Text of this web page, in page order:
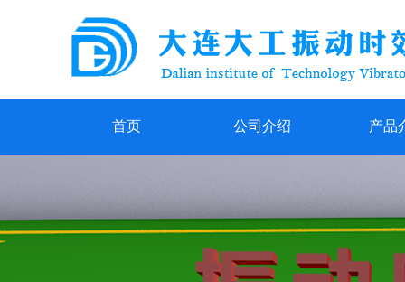
首页 公司介绍 产品